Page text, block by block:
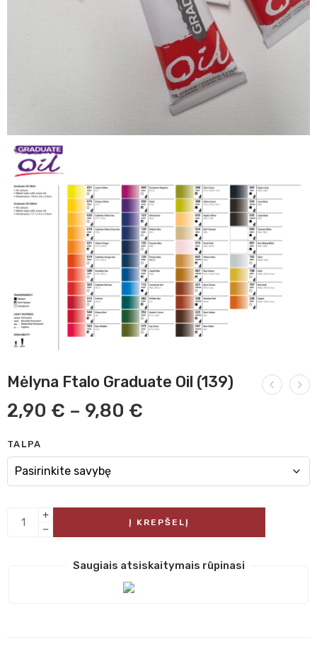
Mėlyna Ftalo Graduate Oil (139)
2,90 € – 9,80 €
TALPA
Į KREPŠELĮ
Saugiais atsiskaitymais rūpinasi